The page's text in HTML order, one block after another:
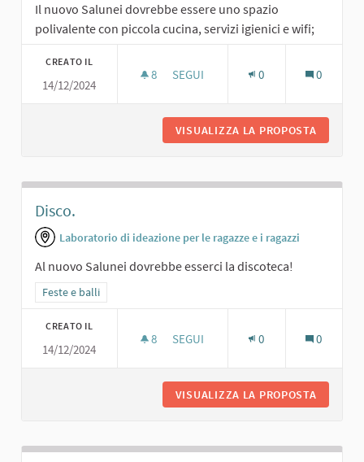
Il nuovo Salunei dovrebbe essere uno spazio
polivalente con piccola cucina, servizi igienici e wifi;
CREATO IL
14/12/2024
8 8 SOSTENITORI
SEGUI 0 0
VISUALIZZA LA PROPOSTA
Disco.
Laboratorio di ideazione per le ragazze e i ragazzi
Al nuovo Salunei dovrebbe esserci la discoteca!
Filtra i risultati per categoria: Feste e balli
Feste e balli
CREATO IL
14/12/2024
8 8 SOSTENITORI
SEGUI 0 0
VISUALIZZA LA PROPOSTA